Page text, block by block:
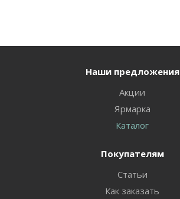
Наши предложения
Акции
Ярмарка
Каталог
Покупателям
Статьи
Как заказать